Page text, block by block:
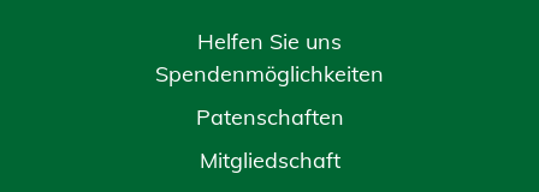
Helfen Sie uns
Spendenmöglichkeiten
Patenschaften
Mitgliedschaft